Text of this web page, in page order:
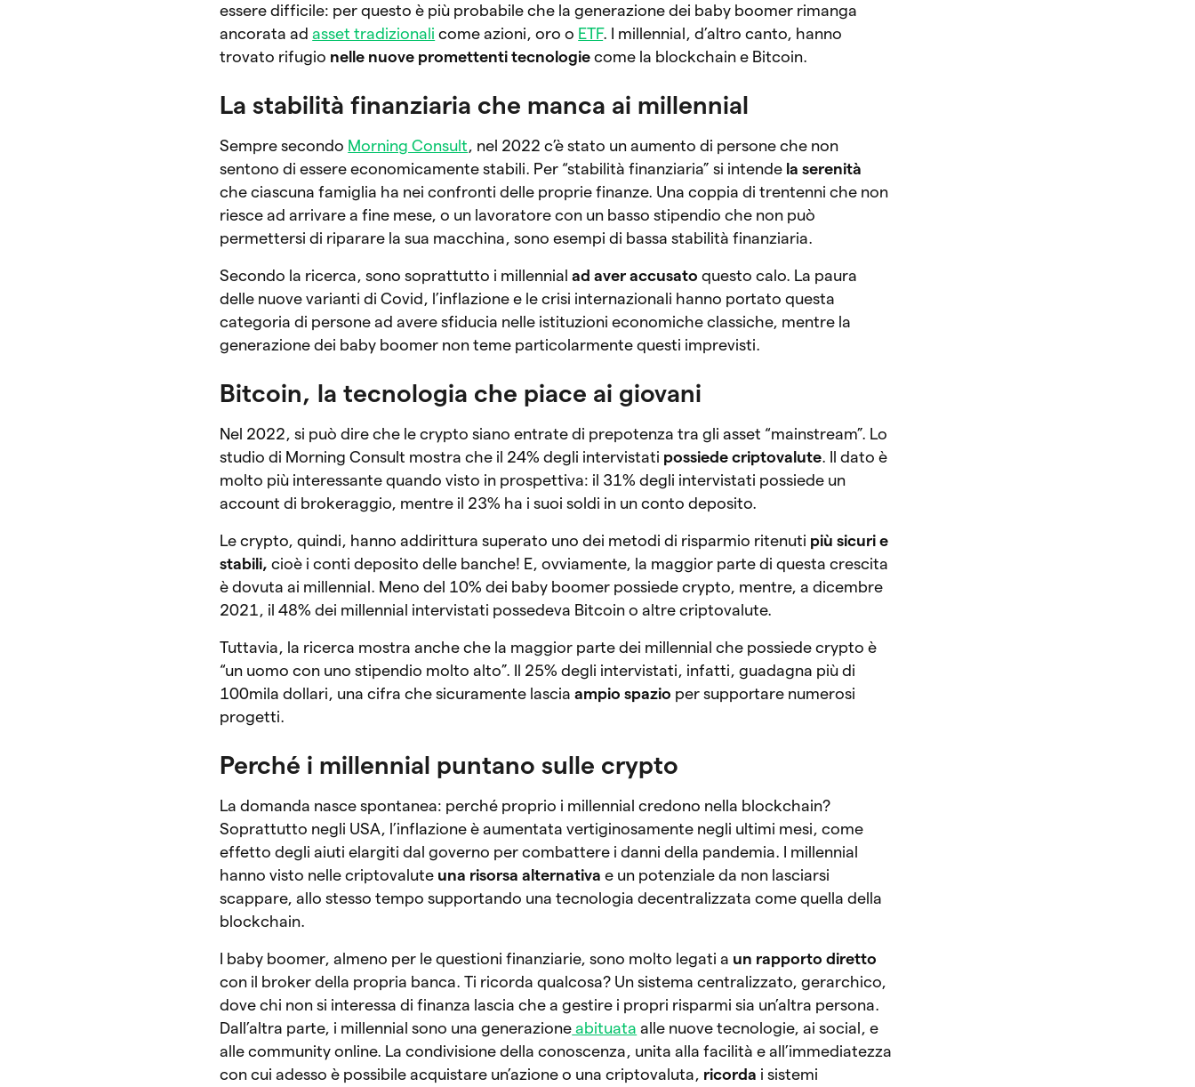
essere difficile: per questo è più probabile che la generazione dei baby boomer rimanga
ancorata adasset tradizionali come azioni, oro o ETF. I millennial, d’altro canto, hanno
trovato rifugio nelle nuove promettenti tecnologie come la blockchain e Bitcoin.
La stabilità finanziaria che manca ai millennial
Sempre secondo Morning Consult , nel 2022 c’è stato un aumento di persone che non
sentono di essere economicamente stabili. Per “stabilità finanziaria” si intende la serenità
che ciascuna famiglia ha nei confronti delle proprie finanze. Una coppia di trentenni che non
riesce ad arrivare a fine mese, o un lavoratore con un basso stipendio che non può
permettersi di riparare la sua macchina, sono esempi di bassa stabilità finanziaria.
Secondo la ricerca, sono soprattutto i millennialad aver accusato questo calo. La paura
delle nuove varianti di Covid, l’inflazione e le crisi internazionali hanno portato questa
categoria di persone ad avere sfiducia nelle istituzioni economiche classiche, mentre la
generazione dei baby boomer non teme particolarmente questi imprevisti.
Bitcoin, la tecnologia che piace ai giovani
Nel 2022, si può dire che le crypto siano entrate di prepotenza tra gli asset “mainstream”. Lo
studio di Morning Consult mostra che il 24% degli intervistati possiede criptovalute . Il dato è
molto più interessante quando visto in prospettiva: il 31% degli intervistati possiede un
account di brokeraggio, mentre il 23% ha i suoi soldi in un conto deposito.
Le crypto, quindi, hanno addirittura superato uno dei metodi di risparmio ritenuti più sicuri e
stabili, cioè i conti deposito delle banche! E, ovviamente, la maggior parte di questa crescita
è dovuta ai millennial. Meno del 10% dei baby boomer possiede crypto, mentre, a dicembre
2021, il 48% dei millennial intervistati possedeva Bitcoin o altre criptovalute.
Tuttavia, la ricerca mostra anche che la maggior parte dei millennial che possiede crypto è
“un uomo con uno stipendio molto alto”. Il 25% degli intervistati, infatti, guadagna più di
100mila dollari, una cifra che sicuramente lasciaampio spazio per supportare numerosi
progetti.
Perché i millennial puntano sulle crypto
La domanda nasce spontanea: perché proprio i millennial credono nella blockchain?
Soprattutto negli USA, l’inflazione è aumentata vertiginosamente negli ultimi mesi, come
effetto degli aiuti elargiti dal governo per combattere i danni della pandemia. I millennial
hanno visto nelle criptovalute una risorsa alternativa e un potenziale da non lasciarsi
scappare, allo stesso tempo supportando una tecnologia decentralizzata come quella della
blockchain.
I baby boomer, almeno per le questioni finanziarie, sono molto legati a un rapporto diretto
con il broker della propria banca. Ti ricorda qualcosa? Un sistema centralizzato, gerarchico,
dove chi non si interessa di finanza lascia che a gestire i propri risparmi sia un’altra persona.
Dall’altra parte, i millennial sono una generazione abituata alle nuove tecnologie, ai social, e
alle community online. La condivisione della conoscenza, unita alla facilità e all’immediatezza
con cui adesso è possibile acquistare un’azione o una criptovaluta, ricorda i sistemi